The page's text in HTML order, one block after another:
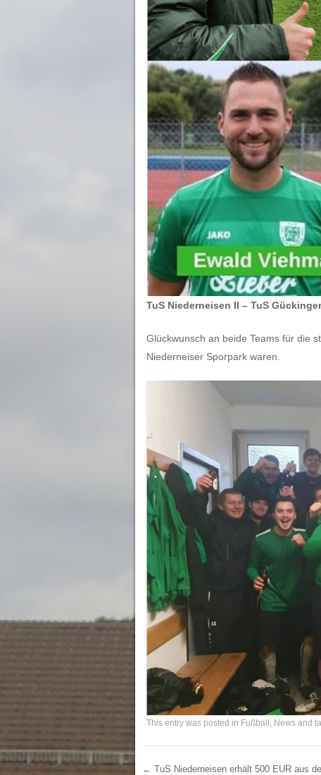
TuS Niederneisen II – TuS
Glückwunsch an beide Teams für die
Niederneiser Sporpark waren.
This entry was posted in Fußball Newsand
← TuS Niederneisen erhält 500 EUR aus